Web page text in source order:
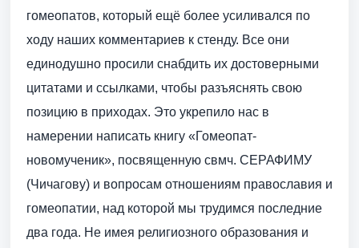
гомеопатов, который ещё более усиливался по
ходу наших комментариев к стенду. Все они
единодушно просили снабдить их достоверными
цитатами и ссылками, чтобы разъяснять свою
позицию в приходах. Это укрепило нас в
намерении написать книгу «Гомеопат-
новомученик», посвященную свмч. СЕРАФИМУ
(Чичагову) и вопросам отношениям православия и
гомеопатии, над которой мы трудимся последние
два года. Не имея религиозного образования и